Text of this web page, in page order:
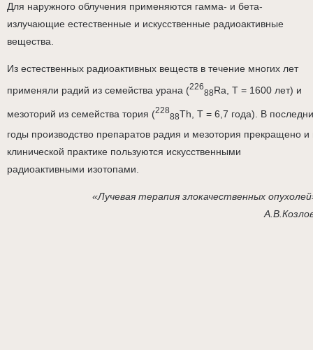
Для наружного облучения применяются гамма- и бета-
излучающие естественные и искусственные радиоактивные
вещества.
Из естественных радиоактивных веществ в течение многих лет
применяли радий из семейства урана (226
88Ra, Т = 1600 лет) и
мезоторий из семейства тория (228
88Th, Т = 6,7 года). В
годы производство препаратов радия и мезотория прекращено и
клинической практике пользуются искусственными
радиоактивными изотопами.
«Лучевая терапия злокачественных